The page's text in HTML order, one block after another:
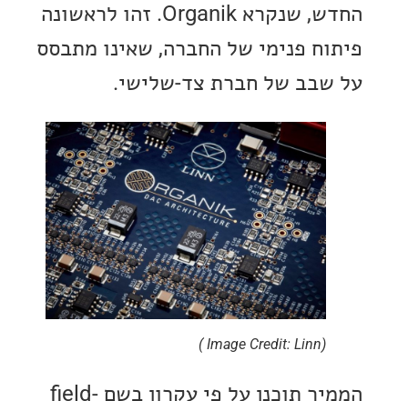
החדש, שנקרא Organik. זהו לראשונה
פנימי של החברה, שאינו מתבסס
של חברת צד-שלישי.
הממיר תוכנן על פי עקרון בשם field-